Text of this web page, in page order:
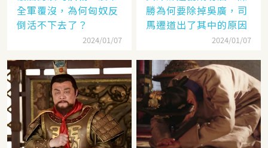
全軍覆沒，為何匈奴反
倒活不下去了？
2024/01/07
勝為何要除掉吳廣，司
馬遷道出了其中的原因
2024/01/07